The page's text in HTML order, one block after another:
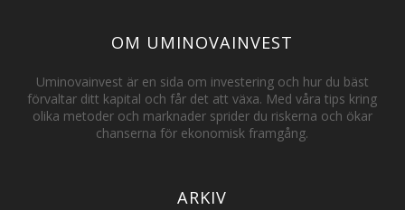
OM UMINOVAINVEST
Uminovainvest är en sida om investering och hur du bäst
förvaltar ditt kapital och får det att växa. Med våra tips kring
olika metoder och marknader sprider du riskerna och ökar
chanserna för ekonomisk framgång.
ARKIV